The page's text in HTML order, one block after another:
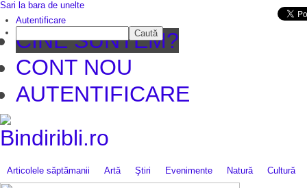
CINE SUNTEM?
CONT NOU
AUTENTIFICARE
Articolele săptămanii Artă Ştiri Evenimente Natură Cultură
Sari la bara de unelte
Autentificare
Caută